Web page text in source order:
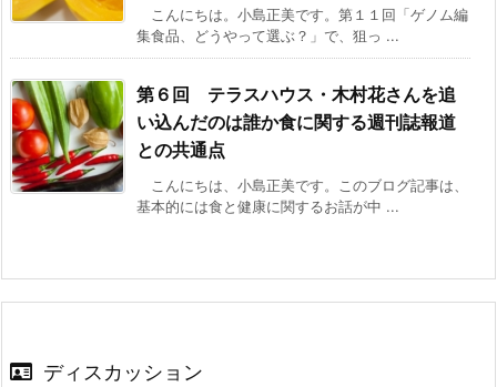
こんにちは。小島正美です。第１１回「ゲノム編
集食品、どうやって選ぶ？」で、狙っ ...
第６回 テラスハウス・木村花さんを追
い込んだのは誰か食に関する週刊誌報道
との共通点
こんにちは、小島正美です。このブログ記事は、
基本的には食と健康に関するお話が中 ...
ディスカッション